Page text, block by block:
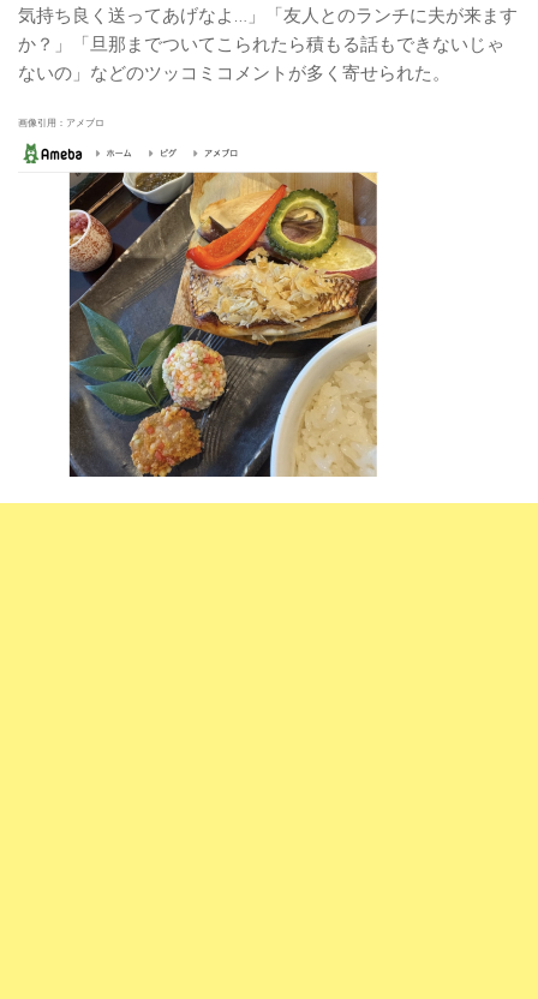
気持ち良く送ってあげなよ…」「友人とのランチに夫が来ます
か？」「旦那までついてこられたら積もる話もできないじゃ
ないの」などのツッコミコメントが多く寄せられた。
画像引用：アメブロ